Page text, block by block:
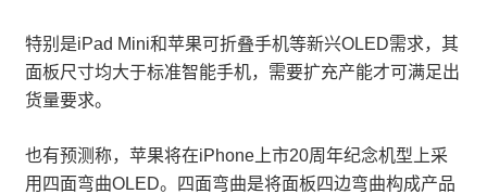
特别是iPad Mini和苹果可折叠手机等新兴OLED需求，其
面板尺寸均大于标准智能手机，需要扩充产能才可满足出
货量要求。
也有预测称，苹果将在iPhone上市20周年纪念机型上采
用四面弯曲OLED。四面弯曲是将面板四边弯曲构成产品